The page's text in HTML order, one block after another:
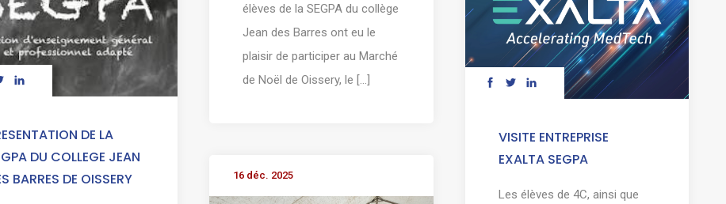
élèves de la SEGPA du collège
Jean des Barres ont eu le
plaisir de participer au Marché
de Noël de Oissery, le [...]
VISITE ENTREPRISE
EXALTA SEGPA
Les élèves de 4C, ainsi que
DE LA
DU COLLEGE JEAN
BARRES DE OISSERY
16 déc. 2025